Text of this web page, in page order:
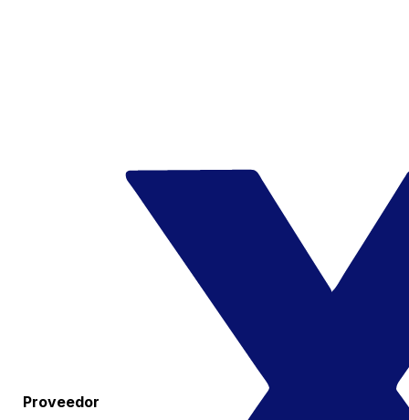
Proveedor